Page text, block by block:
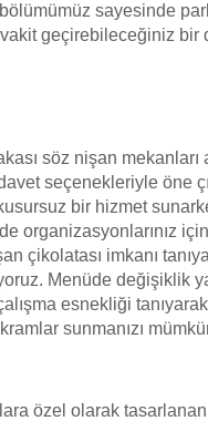
sayesinde
geçirebileceğiniz bir
söz nişan mekanları
seçenekleriyle öne
bir hizmet
organizasyonlarınız
çikolatası imkanı
Menüde değişiklik
esnekliği tanıyarak
sunmanızı
özel olarak tasarlanan